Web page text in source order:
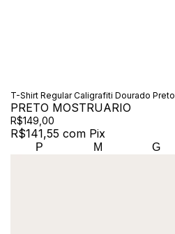
T-Shirt Regular Caligrafiti Dourado Preto
PRETO MOSTRUARIO
R$149,00
R$141,55 com Pix
P M G